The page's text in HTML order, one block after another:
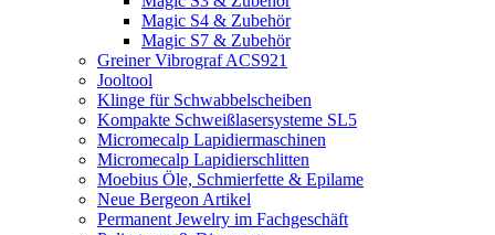
Magic S4 & Zubehör
Magic S7 & Zubehör
Greiner Vibrograf ACS921
Jooltool
Klinge für Schwabbelscheiben
Kompakte Schweißlasersysteme SL5
Micromecalp Lapidiermaschinen
Micromecalp Lapidierschlitten
Moebius Öle, Schmierfette & Epilame
Neue Bergeon Artikel
Permanent Jewelry im Fachgeschäft